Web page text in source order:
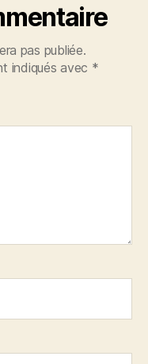
pas publiée.
indiqués avec *